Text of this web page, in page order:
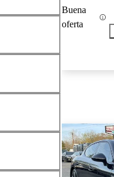
Buena
oferta